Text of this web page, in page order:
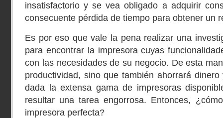
insatisfactorio y se vea obligado a adquirir
consecuente pérdida de tiempo para obtener un
Es por eso que vale la pena realizar una
para encontrar la impresora cuyas
con las necesidades de su negocio. De esta
productividad, sino que también ahorrará
dada la extensa gama de impresoras
resultar una tarea engorrosa. Entonces,
impresora perfecta?